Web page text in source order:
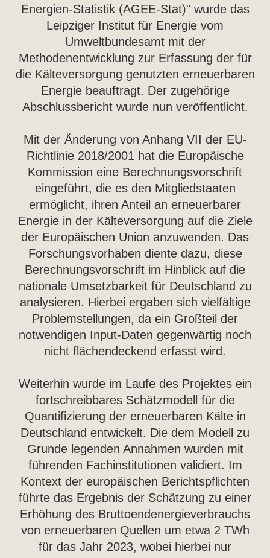
Energien-Statistik (AGEE-Stat)" wurde das
Leipziger Institut für Energie vom
Umweltbundesamt mit der
Methodenentwicklung zur Erfassung der für
die Kälteversorgung genutzten erneuerbaren
Energie beauftragt. Der zugehörige
Abschlussbericht wurde nun veröffentlicht.
Mit der Änderung von Anhang VII der EU-
Richtlinie 2018/2001 hat die Europäische
Kommission eine Berechnungsvorschrift
eingeführt, die es den Mitgliedstaaten
ermöglicht, ihren Anteil an erneuerbarer
Energie in der Kälteversorgung auf die Ziele
der Europäischen Union anzuwenden. Das
Forschungsvorhaben diente dazu, diese
Berechnungsvorschrift im Hinblick auf die
nationale Umsetzbarkeit für Deutschland zu
analysieren. Hierbei ergaben sich vielfältige
Problemstellungen, da ein Großteil der
notwendigen Input-Daten gegenwärtig noch
nicht flächendeckend erfasst wird.
Weiterhin wurde im Laufe des Projektes ein
fortschreibbares Schätzmodell für die
Quantifizierung der erneuerbaren Kälte in
Deutschland entwickelt. Die dem Modell zu
Grunde legenden Annahmen wurden mit
führenden Fachinstitutionen validiert. Im
Kontext der europäischen Berichtspflichten
führte das Ergebnis der Schätzung zu einer
Erhöhung des Bruttoendenergieverbrauchs
von erneuerbaren Quellen um etwa 2 TWh
für das Jahr 2023, wobei hierbei nur